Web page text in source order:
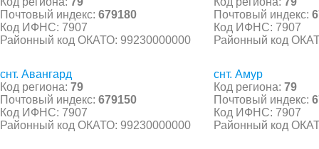
Почтовый индекс: 679180
Код ИФНС: 7907
Районный код ОКАТО: 99230000000
Почтовый индекс:
Код ИФНС: 7907
Районный код
снт. Авангард
Код региона: 79
Почтовый индекс: 679150
Код ИФНС: 7907
Районный код ОКАТО: 99230000000
снт. Амур
Код региона: 79
Почтовый индекс:
Код ИФНС: 7907
Районный код